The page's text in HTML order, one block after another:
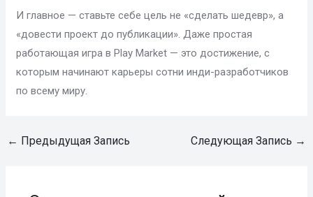
И главное — ставьте себе цель не «сделать шедевр», а
«довести проект до публикации». Даже простая
работающая игра в Play Market — это достижение, с
которым начинают карьеры сотни инди-разработчиков
по всему миру.
← Предыдущая Запись Следующая Запись →